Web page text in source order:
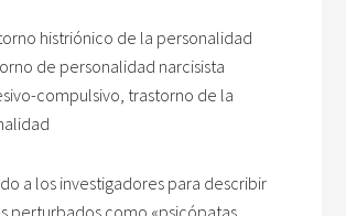
histriónico de la personalidad
de personalidad narcisista
compulsivo, trastorno de la
a los investigadores para describir